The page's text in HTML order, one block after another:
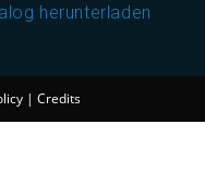
herunterladen
| Credits